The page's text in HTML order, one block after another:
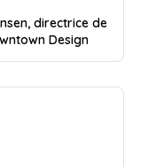
directrice de
Design